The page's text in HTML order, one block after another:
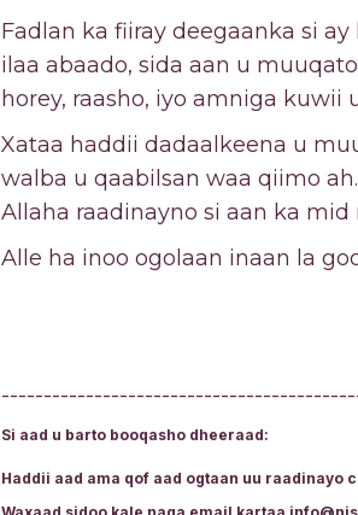
Fadlan ka fiiray deegaanka si
ilaa abaado, sida aan u
horey, raasho, iyo amniga kuwii
Xataa haddii dadaalkeena u
walba u qaabilsan waa qiimo
Allaha raadinayno si aan ka
Alle ha inoo ogolaan inaan la
Si aad u barto booqasho dheeraad:
Haddii aad ama qof aad ogtaan uu raadinayo